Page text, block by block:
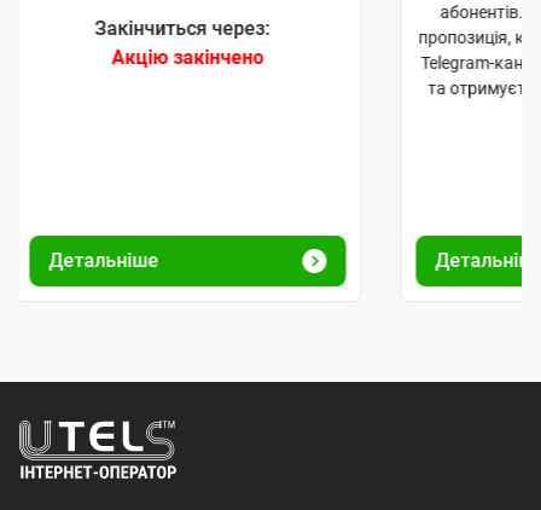
Закінчиться через:
Акцію закінчено
Детальніше
абонентів.
пропозиція,
Telegram-
та